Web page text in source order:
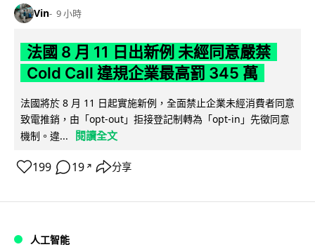
Vin 9 小時
法國 8 月 11 日出新例 未經同意嚴禁
Cold Call 違規企業最高罰 345 萬
法國將於 8 月 11 日起實施新例，全面禁止企業未經消費者同意
致電推銷，由「opt-out」拒接登記制轉為「opt-in」先徵同意
機制。違...
閱讀全文
199 19 ↗ 分享
人工智能